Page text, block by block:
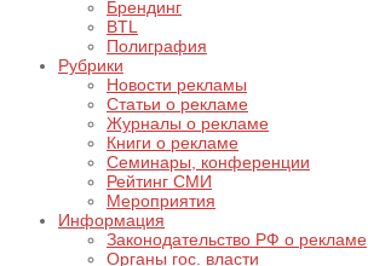
Брендинг
BTL
Полиграфия
Рубрики
Новости рекламы
Статьи о рекламе
Журналы о рекламе
Книги о рекламе
Семинары, конференции
Рейтинг СМИ
Мероприятия
Информация
Законодательство РФ о рекламе
Органы гос. власти